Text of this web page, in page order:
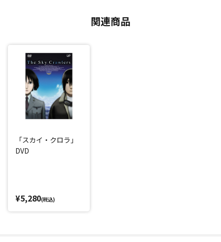
関連商品
「スカイ・クロラ」
DVD
¥5,280(税込)